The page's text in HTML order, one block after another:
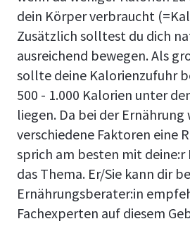
dein Körper verbraucht
Zusätzlich solltest du dich
ausreichend bewegen. Als
sollte deine Kalorienzufuhr
500 - 1.000 Kalorien unter
liegen. Da bei der
verschiedene Faktoren eine
sprich am besten mit
das Thema. Er/Sie kann dir
Ernährungsberater:in
Fachexperten auf diesem